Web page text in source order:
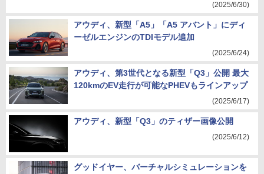
(2025/6/30)
アウディ、新型「A5」「A5 アバント」にディ
ーゼルエンジンのTDIモデル追加
(2025/6/24)
アウディ、第3世代となる新型「Q3」公開 最大
120kmのEV走行が可能なPHEVもラインアップ
(2025/6/17)
アウディ、新型「Q3」のティザー画像公開
(2025/6/12)
グッドイヤー、バーチャルシミュレーションを